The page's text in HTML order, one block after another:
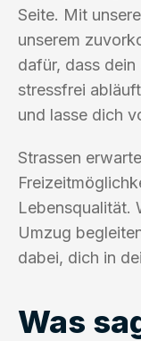
Seite. Mit
unserem
dafür, dass
stressfrei
und lasse dich
Strassen
Lebensqualität.
Umzug
dabei, dich in
Was